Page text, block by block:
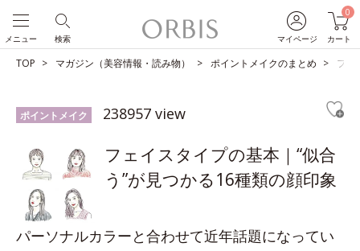
マイページ
0
カート
検索
メニュー
TOP マガジン（美容情報・読み物） ポイントメイクのまとめ フェ
ポイントメイク 238957 view
フェイスタイプの基本｜“似合
う”が見つかる16種類の顔印象
パーソナルカラーと合わせて近年話題になってい